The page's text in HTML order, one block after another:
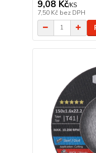
9,08 Kč/KS
7,50 Kč bez DPH